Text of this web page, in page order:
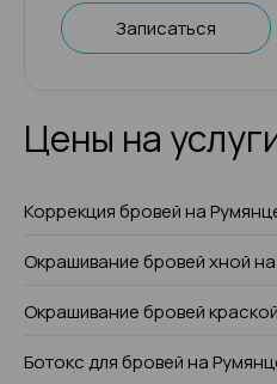
Записаться
Цены на
Коррекция бровей на
Окрашивание бровей хной
Окрашивание бровей
Ботокс для бровей на